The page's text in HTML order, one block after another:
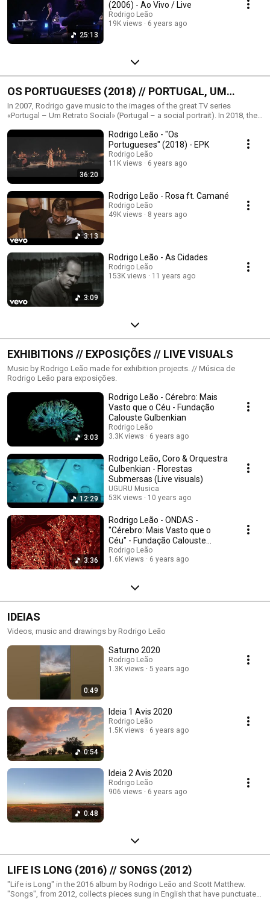
25:13
(2006) - Ao Vivo / Live
Rodrigo Leão
19K views
6 years ago
OS PORTUGUESES (2018) // PORTUGAL, UM
RETRATO SOCIAL (2007)
In 2007, Rodrigo gave music to the images of the great TV series
«Portugal – Um Retrato Social» (Portugal – a social portrait). In 2018, the
Em 2007, Rodrigo deu música às imagens da excelente série de televisão
«Portugal – Um Retrato Social». Em 2018, a banda sonora foi reeditada
enquanto "Os Portugueses", com temas inéditos.
36:20
Rodrigo Leão - "Os
Portugueses" (2018) - EPK
Rodrigo Leão
11K views
6 years ago
3:13
Rodrigo Leão - Rosa ft. Camané
Rodrigo Leão
49K views
8 years ago
3:09
Rodrigo Leão - As Cidades
Rodrigo Leão
153K views
11 years ago
EXHIBITIONS // EXPOSIÇÕES // LIVE VISUALS
Music by Rodrigo Leão made for exhibition projects. // Música de
Rodrigo Leão para exposições.
3:03
Rodrigo Leão - Cérebro: Mais
Vasto que o Céu - Fundação
Calouste Gulbenkian
Rodrigo Leão
3.3K views
6 years ago
12:29
Rodrigo Leão, Coro & Orquestra
Gulbenkian - Florestas
Submersas (Live visuals)
UGURU Musica
53K views
10 years ago
3:36
Rodrigo Leão - ONDAS -
"Cérebro: Mais Vasto que o
Céu" - Fundação Calouste
Gulbenkian
Rodrigo Leão
1.6K views
6 years ago
IDEIAS
Videos, music and drawings by Rodrigo Leão
0:49
Saturno 2020
Rodrigo Leão
1.3K views
5 years ago
0:54
Ideia 1 Avis 2020
Rodrigo Leão
1.5K views
6 years ago
0:48
Ideia 2 Avis 2020
Rodrigo Leão
906 views
6 years ago
LIFE IS LONG (2016) // SONGS (2012)
"Life is Long" in the 2016 album by Rodrigo Leão and Scott Matthew.
"Songs", from 2012, collects pieces sung in English that have punctuated